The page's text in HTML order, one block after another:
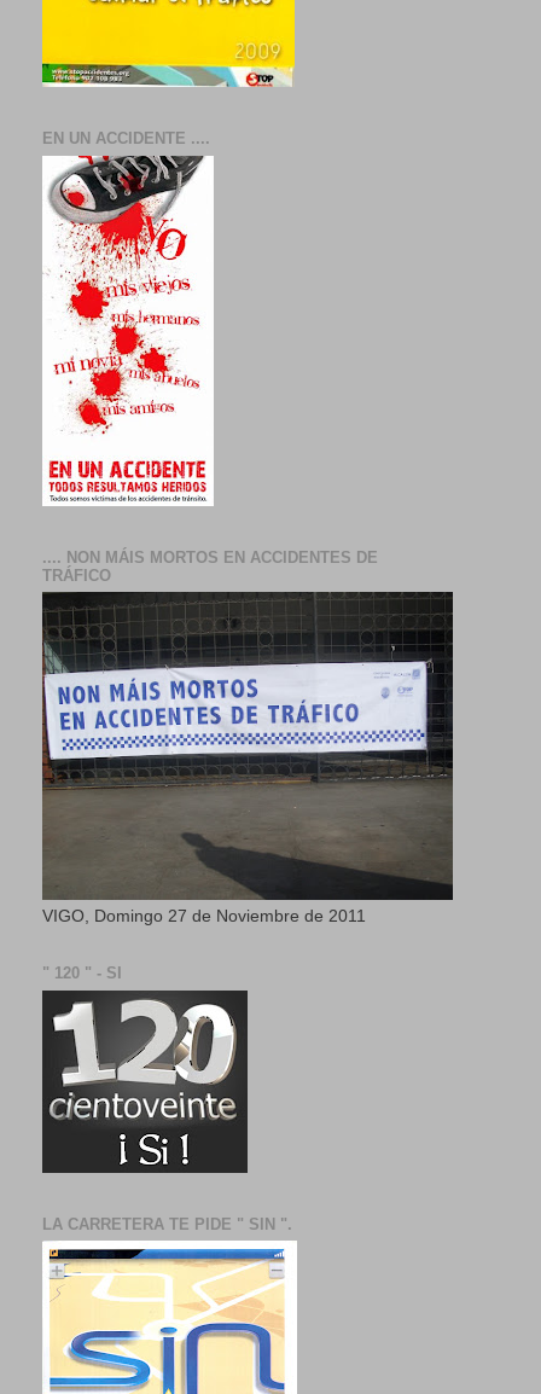
EN UN ACCIDENTE ....
.... NON MÁIS MORTOS EN ACCIDENTES DE
TRÁFICO
VIGO, Domingo 27 de Noviembre de 2011
" 120 " - SI
LA CARRETERA TE PIDE " SIN ".